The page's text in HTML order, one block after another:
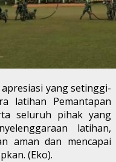
yang setinggi-
latihan Pemantapan
seluruh pihak yang
latihan,
aman dan mencapai
(Eko).